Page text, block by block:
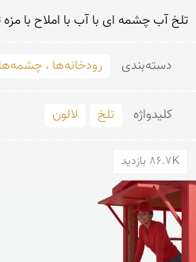
تلخ آب چشمه ای با آب با املاح با مزه
دسته‌بندی رودخانه‌ها ،
کلید‌واژه تلخ لالون
86.7K بازدید